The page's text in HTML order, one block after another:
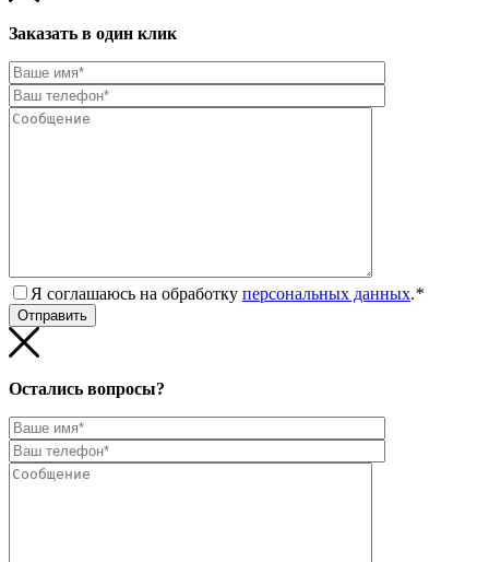
Заказать в один клик
Я соглашаюсь на обработку персональных данных.*
Остались вопросы?